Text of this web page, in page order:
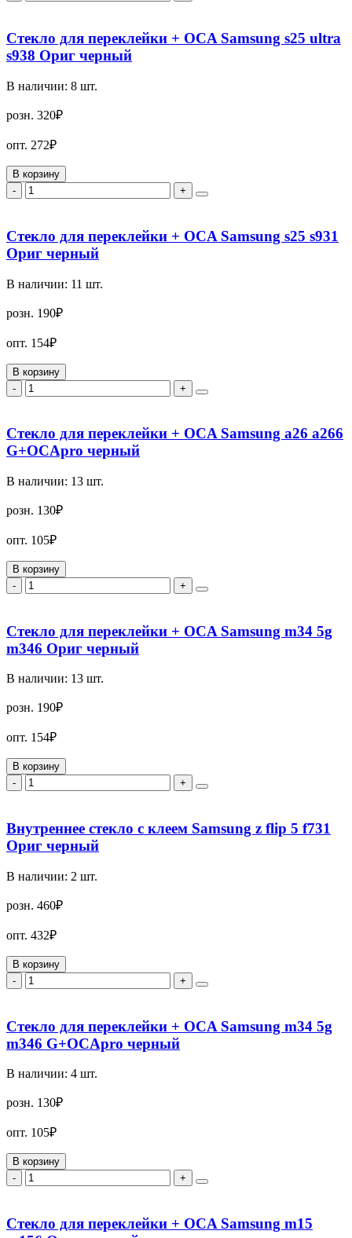
Стекло для переклейки + OCA Samsung s25 ultra
s938 Ориг черный
В наличии: 8 шт.
розн. 320₽
опт. 272₽
В корзину
-
+
Стекло для переклейки + OCA Samsung s25 s931
Ориг черный
В наличии: 11 шт.
розн. 190₽
опт. 154₽
В корзину
-
+
Стекло для переклейки + OCA Samsung a26 a266
G+OCApro черный
В наличии: 13 шт.
розн. 130₽
опт. 105₽
В корзину
-
+
Стекло для переклейки + OCA Samsung m34 5g
m346 Ориг черный
В наличии: 13 шт.
розн. 190₽
опт. 154₽
В корзину
-
+
Внутреннее стекло с клеем Samsung z flip 5 f731
Ориг черный
В наличии: 2 шт.
розн. 460₽
опт. 432₽
В корзину
-
+
Стекло для переклейки + OCA Samsung m34 5g
m346 G+OCApro черный
В наличии: 4 шт.
розн. 130₽
опт. 105₽
В корзину
-
+
Стекло для переклейки + OCA Samsung m15